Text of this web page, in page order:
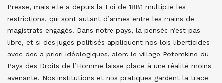
Presse, mais elle a depuis la Loi de 1881 multiplié les
restrictions, qui sont autant d’armes entre les mains de
magistrats engagés. Dans notre pays, la pensée n’est pas
libre, et si des juges politisés appliquent nos lois liberticides
avec des a priori idéologiques, alors le village Potemkine du
Pays des Droits de l’Homme laisse place à une réalité moins
avenante. Nos institutions et nos pratiques gardent la trace